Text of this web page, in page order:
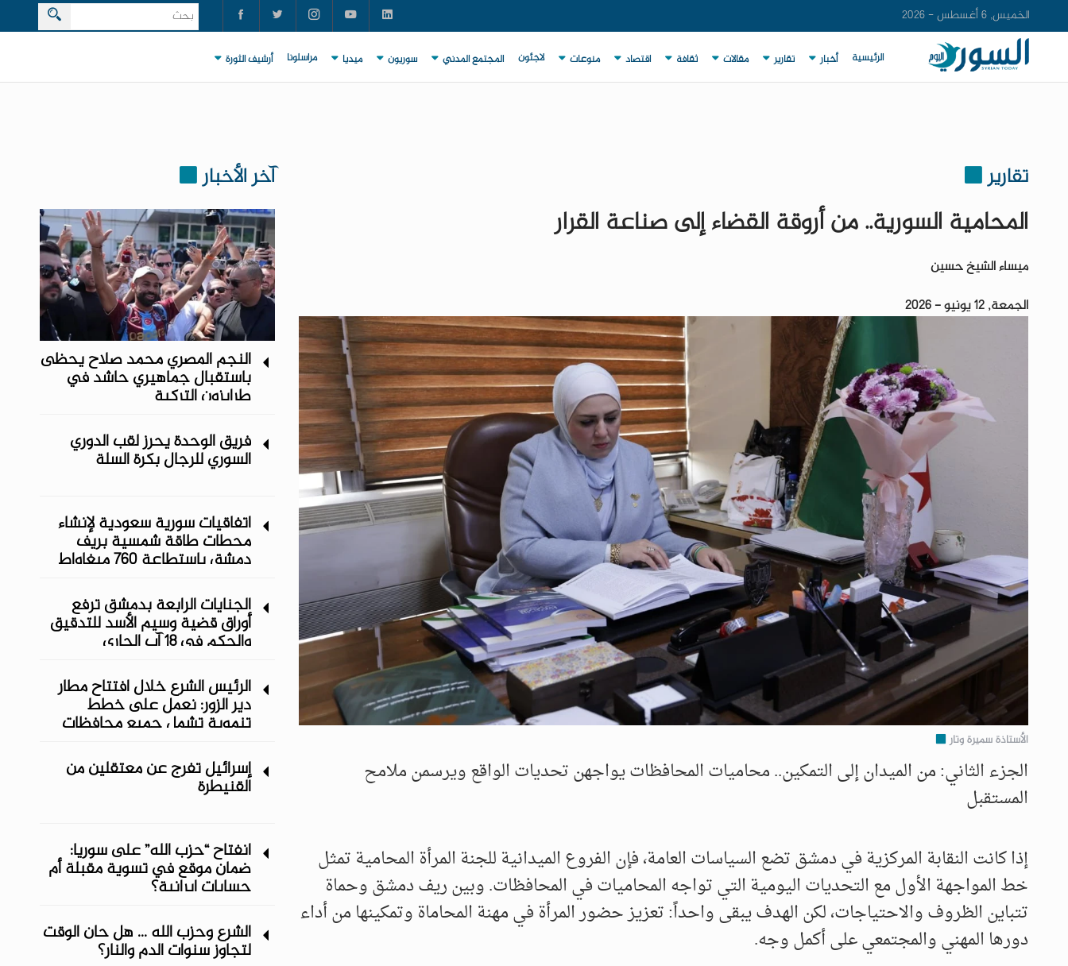
الخميس, 6 أغسطس - 2026
الرئيسية أخبار تقارير مقالات ثقافة اقتصاد منوعات لاجئون المجتمع المدني سوريون ميديا مراسلونا أرشيف الثورة
تقارير
المحامية السورية.. من أروقة القضاء إلى صناعة القرار
ميساء الشيخ حسين
الجمعة, 12 يونيو - 2026
الأستاذة سميرة وتار
الجزء الثاني: من الميدان إلى التمكين.. محاميات المحافظات يواجهن تحديات الواقع ويرسمن ملامح
المستقبل
إذا كانت النقابة المركزية في دمشق تضع السياسات العامة، فإن الفروع الميدانية للجنة المرأة المحامية تمثل
خط المواجهة الأول مع التحديات اليومية التي تواجه المحاميات في المحافظات. وبين ريف دمشق وحماة
تتباين الظروف والاحتياجات، لكن الهدف يبقى واحداً: تعزيز حضور المرأة في مهنة المحاماة وتمكينها من أداء
دورها المهني والمجتمعي على أكمل وجه.
آخر الأخبار
النجم المصري محمد صلاح يحظى
باستقبال جماهيري حاشد في
طرابزون التركية
فريق الوحدة يحرز لقب الدوري
السوري للرجال بكرة السلة
اتفاقيات سورية سعودية لإنشاء
محطات طاقة شمسية ‏بريف
دمشق باستطاعة 760 ميغاواط
الجنايات الرابعة بدمشق ترفع
أوراق قضية وسيم الأسد للتدقيق
والحكم في 18 آب الجاري
الرئيس الشرع خلال افتتاح مطار
دير الزور: نعمل على خطط
تنموية تشمل جميع محافظات
إسرائيل تفرج عن معتقلين من
القنيطرة
انفتاح “حزب الله” على سوريا:
ضمان موقع في تسوية مقبلة أم
حسابات إيرانية؟
الشرع وحزب الله ... هل حان الوقت
لتجاوز سنوات الدم والنار؟